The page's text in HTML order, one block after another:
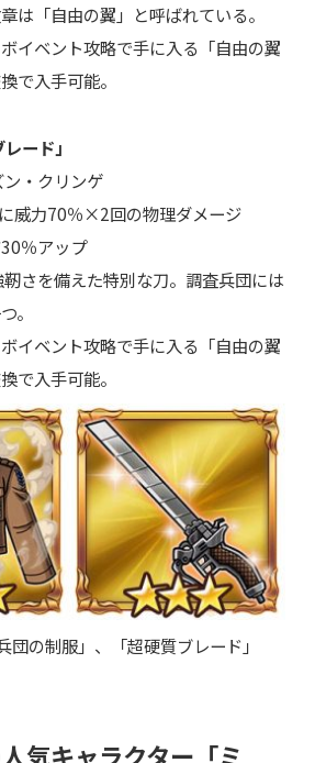
は「自由の翼」と呼ばれている。
イベント攻略で手に入る「自由の翼
で入手可能。
ード」
ン・クリンゲ
威力70％×2回の物理ダメージ
％アップ
靭さを備えた特別な刀。調査兵団には
。
イベント攻略で手に入る「自由の翼
で入手可能。
の制服」、「超硬質ブレード」
気キャラクター「ミ